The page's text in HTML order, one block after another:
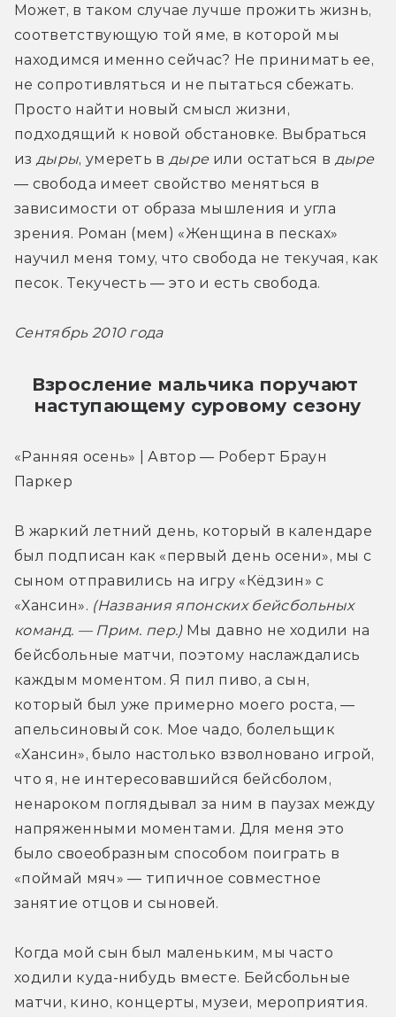
Может, в таком случае лучше прожить жизнь,
соответствующую той яме, в которой мы
находимся именно сейчас? Не принимать ее,
не сопротивляться и не пытаться сбежать.
Просто найти новый смысл жизни,
подходящий к новой обстановке. Выбраться
из дыры, умереть в дыре или остаться в дыре
— свобода имеет свойство меняться в
зависимости от образа мышления и угла
зрения. Роман (мем) «Женщина в песках»
научил меня тому, что свобода не текучая, как
песок. Текучесть — это и есть свобода.
Сентябрь 2010 года
Взросление мальчика поручают
наступающему суровому сезону
«Ранняя осень» | Автор — Роберт Браун
Паркер
В жаркий летний день, который в календаре
был подписан как «первый день осени», мы с
сыном отправились на игру «Кёдзин» с
«Хансин». (Названия японских бейсбольных
команд. — Прим. пер.) Мы давно не ходили на
бейсбольные матчи, поэтому наслаждались
каждым моментом. Я пил пиво, а сын,
который был уже примерно моего роста, —
апельсиновый сок. Мое чадо, болельщик
«Хансин», было настолько взволновано игрой,
что я, не интересовавшийся бейсболом,
ненароком поглядывал за ним в паузах между
напряженными моментами. Для меня это
было своеобразным способом поиграть в
«поймай мяч» — типичное совместное
занятие отцов и сыновей.
Когда мой сын был маленьким, мы часто
ходили куда-нибудь вместе. Бейсбольные
матчи, кино, концерты, музеи, мероприятия.